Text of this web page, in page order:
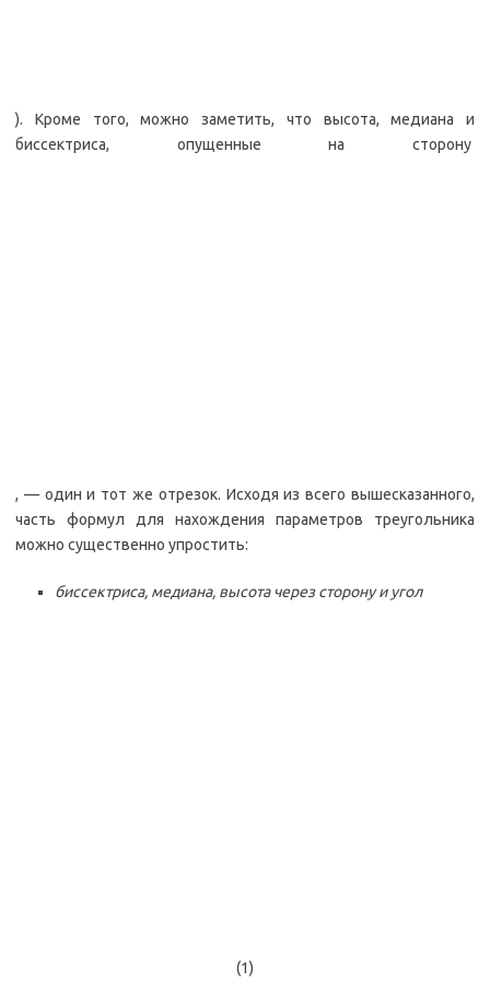
). Кроме того, можно заметить, что высота, медиана и
биссектриса, опущенные на сторону
, — один и тот же отрезок. Исходя из всего вышесказанного,
часть формул для нахождения параметров треугольника
можно существенно упростить:
биссектриса, медиана, высота через сторону и угол
(1)